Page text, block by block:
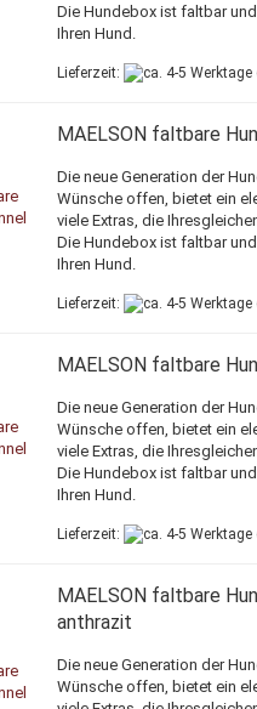
Die Hundebox ist faltbar
Ihren Hund.
Lieferzeit:
MAELSON faltbare
Die neue Generation der
Wünsche offen, bietet ein
viele Extras, die
Die Hundebox ist faltbar
Ihren Hund.
Lieferzeit:
MAELSON faltbare
Die neue Generation der
Wünsche offen, bietet ein
viele Extras, die
Die Hundebox ist faltbar
Ihren Hund.
Lieferzeit:
MAELSON faltbare
anthrazit
Die neue Generation der
Wünsche offen, bietet ein